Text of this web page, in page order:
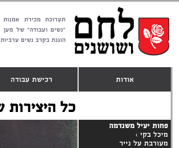
תערוכת מכירת אמנות
"נשים ועבודה" של מען
הוגנת בקרב נשים
אודות רכישת עבודה
כל היצירות
פחות יעיל משנדמה
מיכל בקי ›
מעורבת על נייר